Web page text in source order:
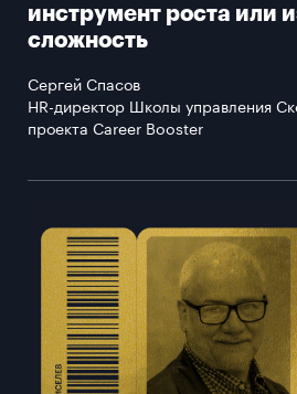
инструмент роста или
сложность
Сергей Спасов
HR-директор Школы управления
проекта Career Booster